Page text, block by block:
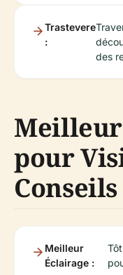
Trastevere
:
des
pour
Meilleur
Éclairage :